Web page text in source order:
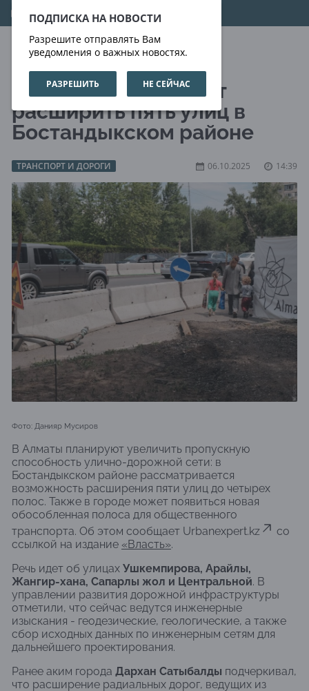
ПОДПИСКА НА НОВОСТИ
Разрешите отправлять Вам
уведомления о важных новостях.
РАЗРЕШИТЬ НЕ СЕЙЧАС
10.08.2026 19:18:03
В Алматы планируют
расширить пять улиц в
Бостандыкском районе
ТРАНСПОРТ И ДОРОГИ 06.10.2025 14:39
Фото: Данияр Мусиров
В Алматы планируют увеличить пропускную
способность улично-дорожной сети: в
Бостандыкском районе рассматривается
возможность расширения пяти улиц до четырех
полос. Также в городе может появиться новая
обособленная полоса для общественного
транспорта. Об этом сообщает Urbanexpert.kz
со
ссылкой на издание «Власть».
Речь идет об улицах Ушкемпирова, Арайлы,
Жангир-хана, Сапарлы жол и Центральной. В
управлении развития дорожной инфраструктуры
отметили, что сейчас ведутся инженерные
изыскания - геодезические, геологические, а также
сбор исходных данных по инженерным сетям для
дальнейшего проектирования.
Ранее аким города Дархан Сатыбалды подчеркивал,
что расширение радиальных дорог, ведущих из